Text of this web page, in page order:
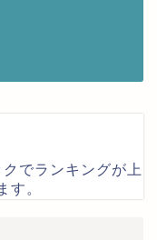
でランキングが上
す。